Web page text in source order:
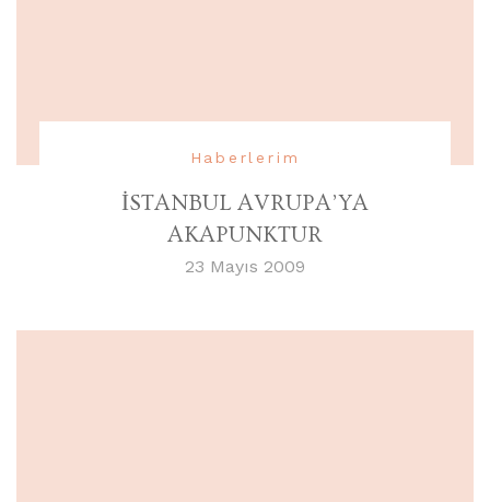
Haberlerim
İSTANBUL AVRUPA’YA
AKAPUNKTUR
23 Mayıs 2009